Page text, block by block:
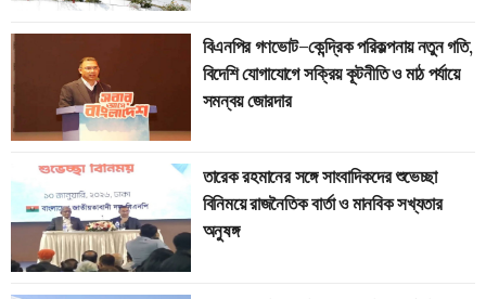
বিএনপির গণভোট–কেন্দ্রিক পরিকল্পনায় নতুন গতি,
বিদেশি যোগাযোগে সক্রিয় কূটনীতি ও মাঠ পর্যায়ে
সমন্বয় জোরদার
তারেক রহমানের সঙ্গে সাংবাদিকদের শুভেচ্ছা
বিনিময়ে রাজনৈতিক বার্তা ও মানবিক সখ্যতার
অনুষঙ্গ